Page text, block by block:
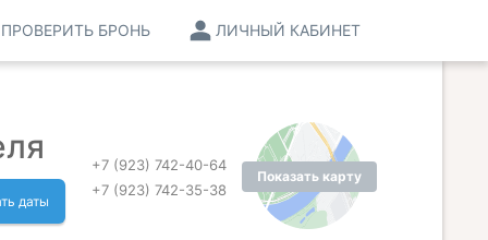
ЛИЧНЫЙ КАБИНЕТ
ПРОВЕРИТЬ БРОНЬ
Показать карту
+7 (923) 742-40-64
+7 (923) 742-35-38
даты